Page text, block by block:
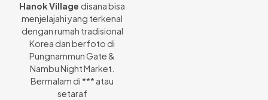
Hanok Village disana bisa
menjelajahi yang terkenal
dengan rumah tradisional
Korea dan berfoto di
Pungnammun Gate &
Nambu Night Market.
Bermalam di *** atau
setaraf